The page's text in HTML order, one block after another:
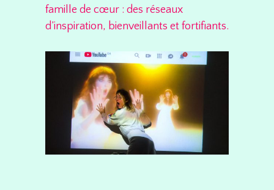
famille de cœur : des réseaux
d’inspiration, bienveillants et fortifiants.